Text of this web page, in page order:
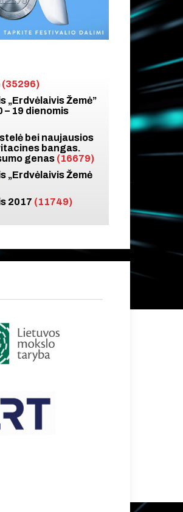
(35296)
„Erdvėlaivis Žemė”
– 19 dienomis
bei naujausios
bangas.
genas (16679)
„Erdvėlaivis Žemė
2017 (11749)